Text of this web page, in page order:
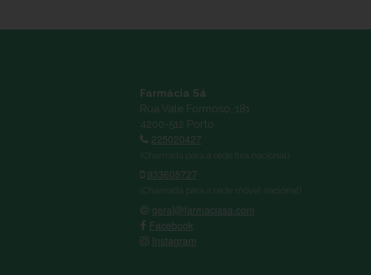
Farmácia Sá
Rua Vale Formoso, 181
4200-512 Porto
225020427
(Chamada para a rede fixa nacional)
933605727
(Chamada para a rede móvel nacional)
geral@farmaciasa.com
Facebook
Instagram